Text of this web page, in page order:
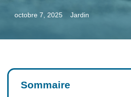
octobre 7, 2025 Jardin
Sommaire